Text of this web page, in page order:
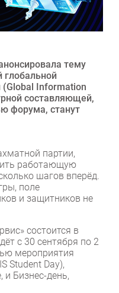
тему
Information
составляющей,
форума, станут
партии,
работающую
шагов вперёд.
поле
и защитников не
состоится в
с 30 сентября по 2
мероприятия
Student Day),
и Бизнес-день,